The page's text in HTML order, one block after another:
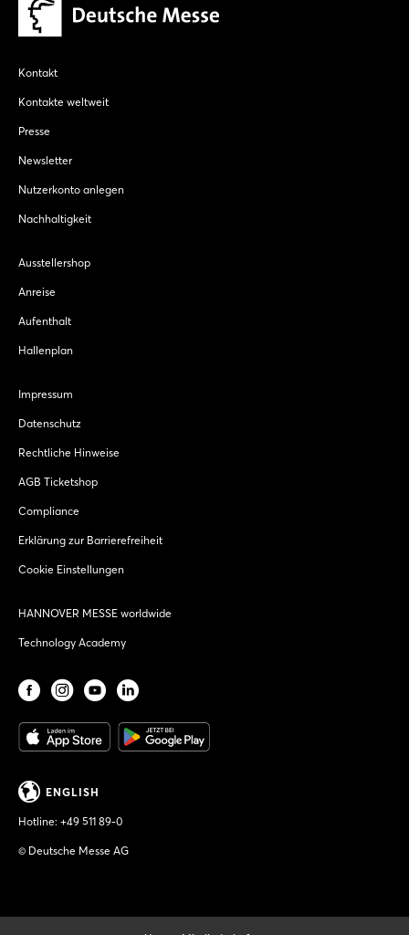
Kontakt
Kontakte weltweit
Presse
Newsletter
Nutzerkonto anlegen
Nachhaltigkeit
Ausstellershop
Anreise
Aufenthalt
Hallenplan
Impressum
Datenschutz
Rechtliche Hinweise
AGB Ticketshop
Compliance
Erklärung zur Barrierefreiheit
Cookie Einstellungen
HANNOVER MESSE worldwide
Technology Academy
ENGLISH
Hotline: +49 511 89-0
© Deutsche Messe AG